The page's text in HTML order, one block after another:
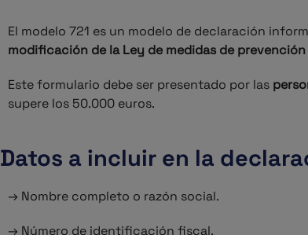
El modelo 721 es un modelo de declaración
modificación de la Ley de medidas de
Este formulario debe ser presentado por las
supere los 50.000 euros.
Datos a incluir en la
→ Nombre completo o razón social.
→ Número de identificación fiscal.